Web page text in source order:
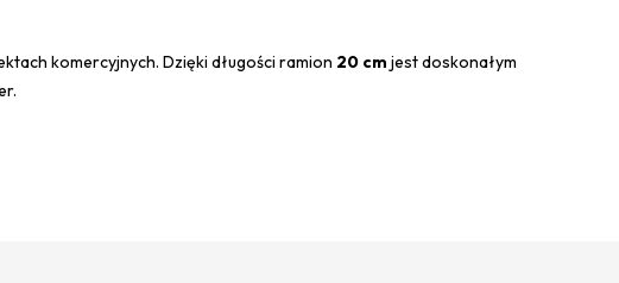
komercyjnych. Dzięki długości ramion 20 cm jest doskonałym